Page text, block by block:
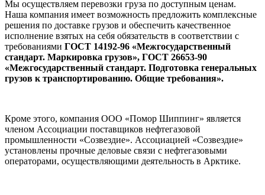
Мы осуществляем перевозки груза по доступным ценам.
Наша компания имеет возможность предложить комплексные
решения по доставке грузов и обеспечить качественное
исполнение взятых на себя обязательств в соответствии с
требованиями ГОСТ 14192-96 «Межгосударственный
стандарт. Маркировка грузов», ГОСТ 26653-90
«Межгосударственный стандарт. Подготовка генеральных
грузов к транспортированию. Общие требования».
Кроме этого, компания ООО «Помор Шиппинг» является
членом Ассоциации поставщиков нефтегазовой
промышленности «Созвездие». Ассоциацией «Созвездие»
установлены прочные деловые связи с нефтегазовыми
операторами, осуществляющими деятельность в Арктике.